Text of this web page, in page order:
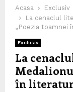
Acasa
Exclusiv
La cenaclul
„Poezia toamnei
Exclusiv
La
în